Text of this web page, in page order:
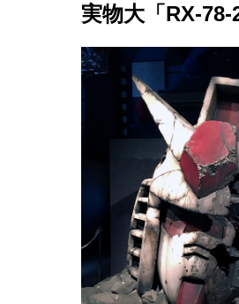
実物大「RX-